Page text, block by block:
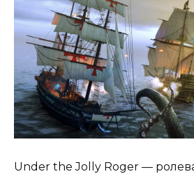
Under the Jolly Roger —